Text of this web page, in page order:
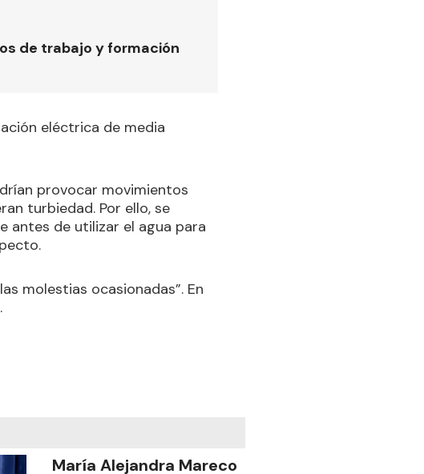
de trabajo y formación
eléctrica de media
provocar movimientos
turbiedad. Por ello, se
antes de utilizar el agua para
molestias ocasionadas”. En
María Alejandra Mareco